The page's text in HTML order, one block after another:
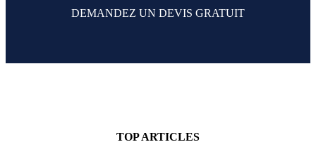
DEMANDEZ UN DEVIS GRATUIT
TOP ARTICLES